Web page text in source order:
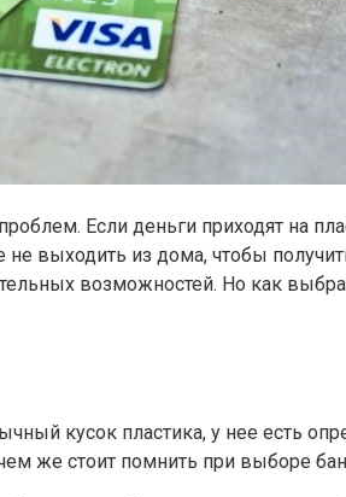
Если деньги приходят на
из дома, чтобы получить
возможностей. Но как
кусок пластика, у нее есть
же стоит помнить при выборе